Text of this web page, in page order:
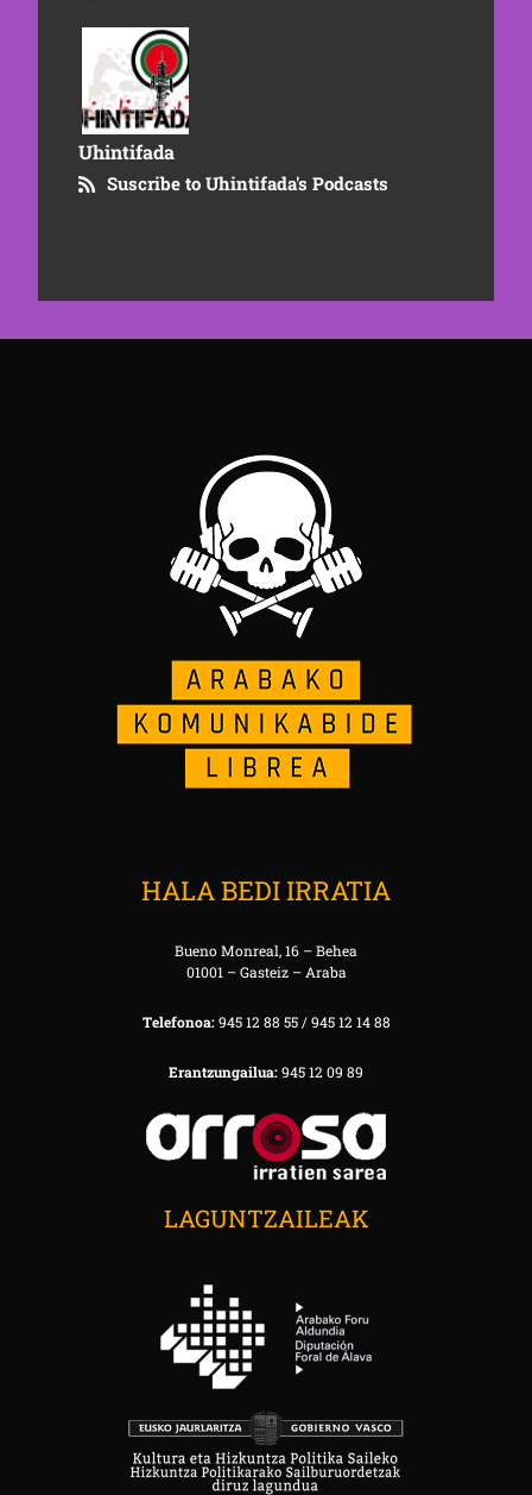
Uhintifada
Suscribe to Uhintifada's Podcasts
HALA BEDI IRRATIA
Bueno Monreal, 16 – Behea
01001 – Gasteiz – Araba
Telefonoa:945 12 88 55 / 945 12 14 88
Erantzungailua:945 12 09 89
LAGUNTZAILEAK